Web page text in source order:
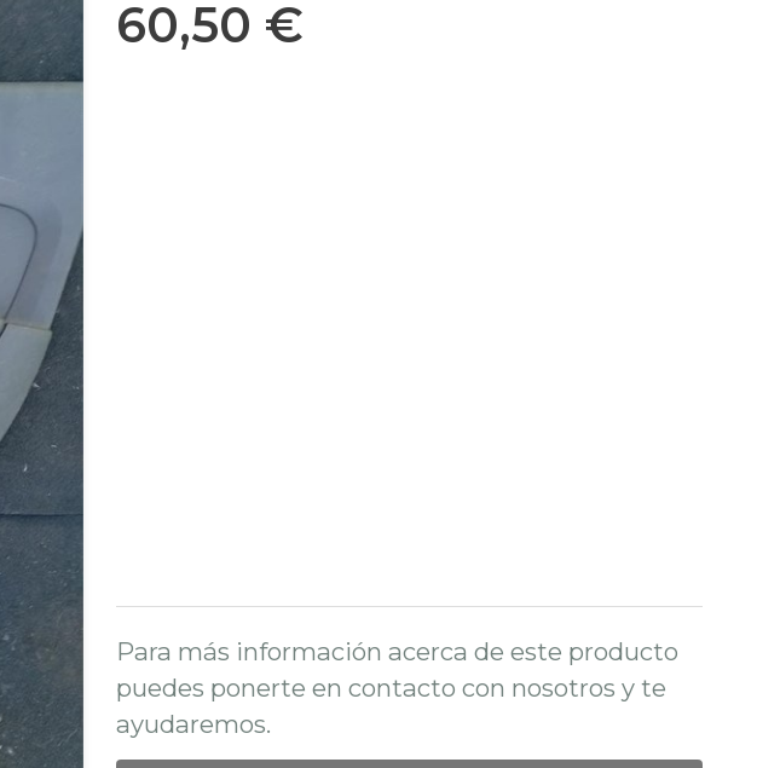
60,50 €
Para más información acerca de este producto
puedes ponerte en contacto con nosotros y te
ayudaremos.